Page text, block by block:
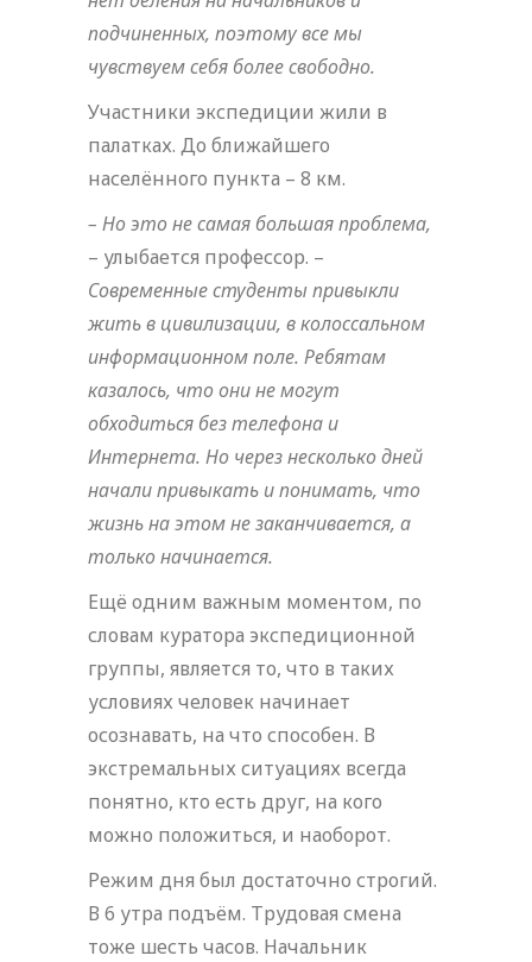
подчиненных, поэтому все мы
чувствуем себя более свободно.
Участники экспедиции жили в
палатках. До ближайшего
населённого пункта – 8 км.
– Но это не самая большая проблема,
– улыбается профессор. –
Современные студенты привыкли
жить в цивилизации, в колоссальном
информационном поле. Ребятам
казалось, что они не могут
обходиться без телефона и
Интернета. Но через несколько дней
начали привыкать и понимать, что
жизнь на этом не заканчивается, а
только начинается.
Ещё одним важным моментом, по
словам куратора экспедиционной
группы, является то, что в таких
условиях человек начинает
осознавать, на что способен. В
экстремальных ситуациях всегда
понятно, кто есть друг, на кого
можно положиться, и наоборот.
Режим дня был достаточно строгий.
В 6 утра подъём. Трудовая смена
тоже шесть часов. Начальник